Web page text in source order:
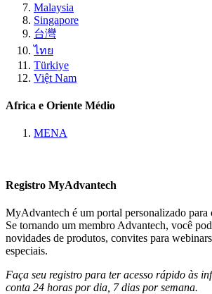
Malaysia
Singapore
台灣
ไทย
Türkiye
Việt Nam
Africa e Oriente Médio
MENA
Registro MyAdvantech
MyAdvantech é um portal personalizado para
Se tornando um membro Advantech, você
novidades de produtos, convites para
especiais.
Faça seu registro para ter acesso rápido às
conta 24 horas por dia, 7 dias por semana.